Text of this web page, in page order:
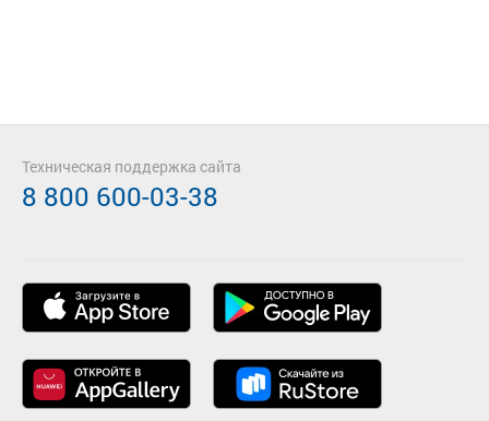
Техническая поддержка сайта
8 800 600-03-38